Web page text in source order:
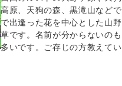
高原、天狗の森、黒滝山などで
で出逢った花を中心とした山野
草です。名前が分からないのも
多いです。ご存じの方教えてい